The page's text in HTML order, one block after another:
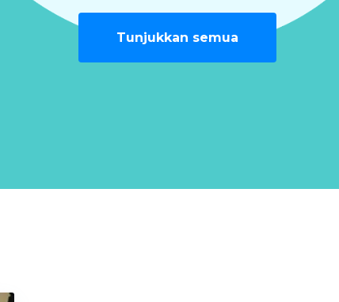
Tunjukkan semua